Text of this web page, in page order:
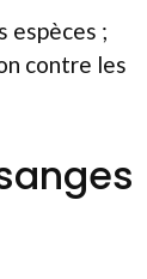
espèces ;
contre les